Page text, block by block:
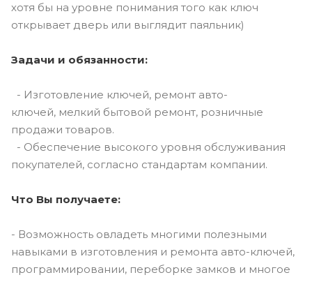
хотя бы на уровне понимания того как ключ
открывает дверь или выглядит паяльник)
Задачи и обязанности:
- Изготовление ключей, ремонт авто-
ключей, мелкий бытовой ремонт, розничные
продажи товаров.
- Обеспечение высокого уровня обслуживания
покупателей, согласно стандартам компании.
Что Вы получаете:
- Возможность овладеть многими полезными
навыками в изготовления и ремонта авто-ключей,
программировании, переборке замков и многое